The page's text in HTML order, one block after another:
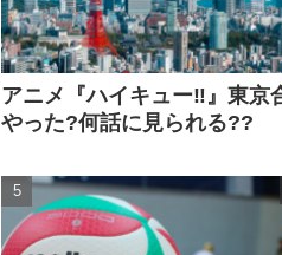
アニメ『ハイキュー‼』東京
やった?何話に見られる??